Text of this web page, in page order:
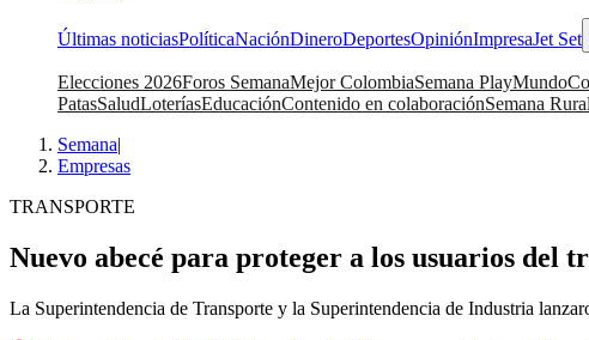
Últimas noticiasPolíticaNaciónDineroDeportesOpiniónImpresaJet Set
Elecciones 2026Foros SemanaMejor ColombiaSemana PlayMundo
PatasSaludLoteríasEducaciónContenido en colaboraciónSemana Rural
Semana|
Empresas
TRANSPORTE
Nuevo abecé para proteger a los usuarios del
La Superintendencia de Transporte y la Superintendencia de Industria